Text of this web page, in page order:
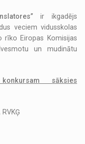
ir ikgadējs
veciem vidusskolas
rīko Eiropas Komisijas
un mudinātu
sāksies